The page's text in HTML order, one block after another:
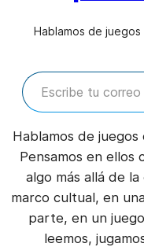
Hablamos de
Escribe tu correo electrónico…
Hablamos de
Pensamos en ellos
algo más allá de
marco cultual, en
parte, en un
leemos,